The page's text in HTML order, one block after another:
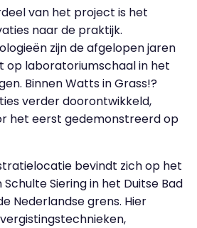
van het project is het
naar de praktijk.
zijn de afgelopen jaren
op laboratoriumschaal in het
Binnen Watts in Grass!?
verder doorontwikkeld,
het eerst gedemonstreerd op
bevindt zich op het
Siering in het Duitse Bad
Nederlandse grens. Hier